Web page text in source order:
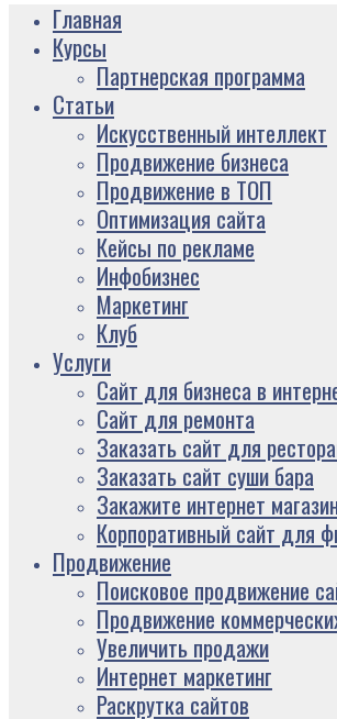
Главная
Курсы
Партнерская программа
Статьи
Искусственный интеллект
Продвижение бизнеса
Продвижение в ТОП
Оптимизация сайта
Кейсы по рекламе
Инфобизнес
Маркетинг
Клуб
Услуги
Сайт для бизнеса в
Сайт для ремонта
Заказать сайт для
Заказать сайт суши бара
Закажите интернет
Корпоративный сайт для
Продвижение
Поисковое продвижение
Продвижение
Увеличить продажи
Интернет маркетинг
Раскрутка сайтов